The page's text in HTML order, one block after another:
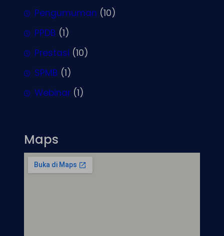
Pengumuman (10)
PPDB (1)
Prestasi (10)
SPMB (1)
Webinar (1)
Maps